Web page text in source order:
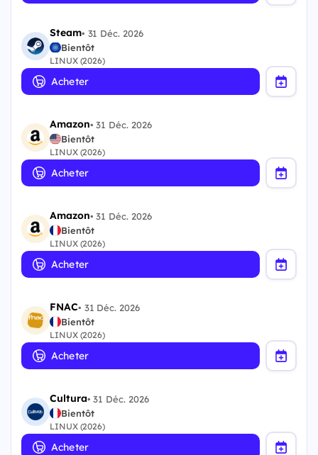
Steam• 31 Déc. 2026
Bientôt
LINUX (2026)
Acheter
Amazon•31 Déc. 2026
Bientôt
LINUX (2026)
Acheter
Amazon•31 Déc. 2026
Bientôt
LINUX (2026)
Acheter
FNAC• 31 Déc. 2026
Bientôt
LINUX (2026)
Acheter
Cultura•31 Déc. 2026
Bientôt
LINUX (2026)
Acheter